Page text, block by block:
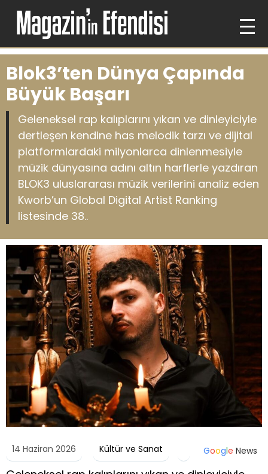
Blok3’ten Dünya Çapında
Büyük Başarı
Geleneksel rap kalıplarını yıkan ve dinleyiciyle
dertleşen kendine has melodik tarzı ve dijital
platformlardaki milyonlarca dinlenmesiyle
müzik dünyasına adını altın harflerle yazdıran
BLOK3 uluslararası müzik verilerini analiz eden
Kworb’un Global Digital Artist Ranking
listesinde 38..
14 Haziran 2026 Kültür ve Sanat Google News